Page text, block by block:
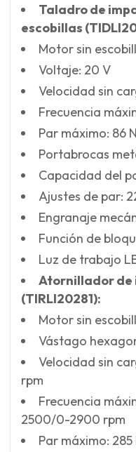
Taladro de
escobillas
Motor sin
Voltaje: 20 V
Velocidad sin
Frecuencia
Par máximo: 86
Portabrocas
Capacidad del
Ajustes de par:
Engranaje
Función de
Luz de trabajo
Atornillador de
(TIRLI20281):
Motor sin
Vástago
Velocidad sin
rpm
Frecuencia
2500/0-2900 rpm
Par máximo: 285